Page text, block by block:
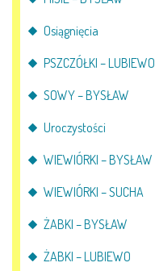
Osiągnięcia
PSZCZÓŁKI – LUBIEWO
SOWY – BYSŁAW
Uroczystości
WIEWIÓRKI – BYSŁAW
WIEWIÓRKI – SUCHA
ŻABKI – BYSŁAW
ŻABKI – LUBIEWO